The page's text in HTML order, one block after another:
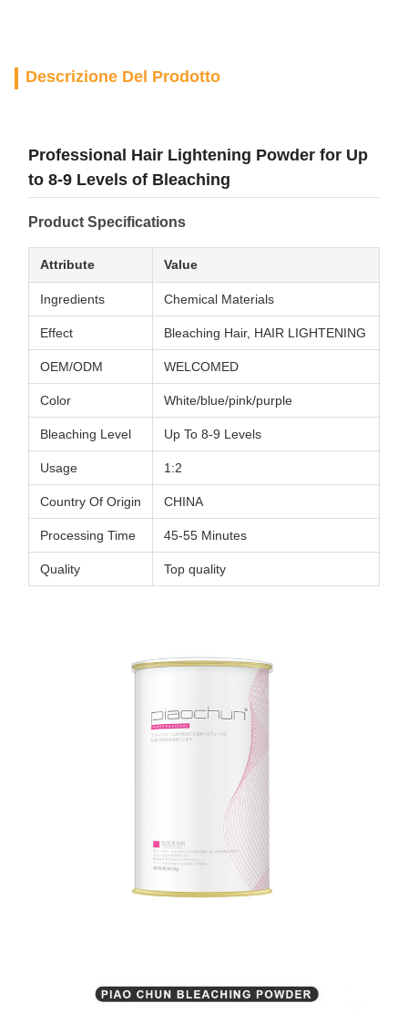
Descrizione Del Prodotto
Professional Hair Lightening Powder for Up
to 8-9 Levels of Bleaching
Product Specifications
Attribute Value
Ingredients Chemical Materials
Effect Bleaching Hair, HAIR LIGHTENING
OEM/ODM WELCOMED
Color White/blue/pink/purple
Bleaching Level Up To 8-9 Levels
Usage 1:2
Country Of Origin CHINA
Processing Time 45-55 Minutes
Quality Top quality